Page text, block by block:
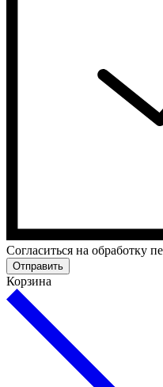
Cогласиться на обработку
Отправить
Корзина